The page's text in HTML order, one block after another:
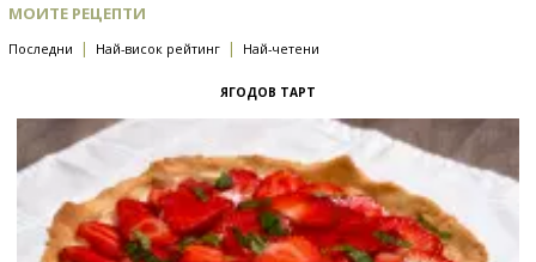
МОИТЕ РЕЦЕПТИ
Последни | Най-висок рейтинг | Най-четени
ЯГОДОВ ТАРТ